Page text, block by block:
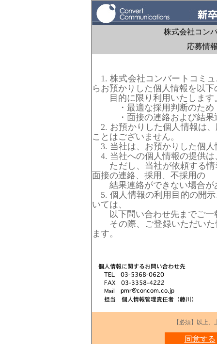
株式会社コン
応募情
1. 株式会社コンバートコミ
らお預かりした個人情報を以下
目的に限り利用いたします
・最適な採用判断のため
・面接の連絡および結果
2. お預かりした個人情報は
ことはございません。
3. 当社は、お預かりした個
4. 当社への個人情報の提供は
ただし、当社が依頼する情
面接の連絡、採用、不採用の
結果連絡ができない場合が
5. 個人情報の利用目的の開
いては、
以下問い合わせ先までご一
その際、ご登録いただいた
ます。
【必須】以上
同意する